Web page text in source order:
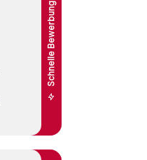
Schnelle Bewerbung